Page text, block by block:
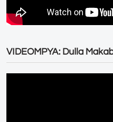
VIDEOMPYA: Dulla